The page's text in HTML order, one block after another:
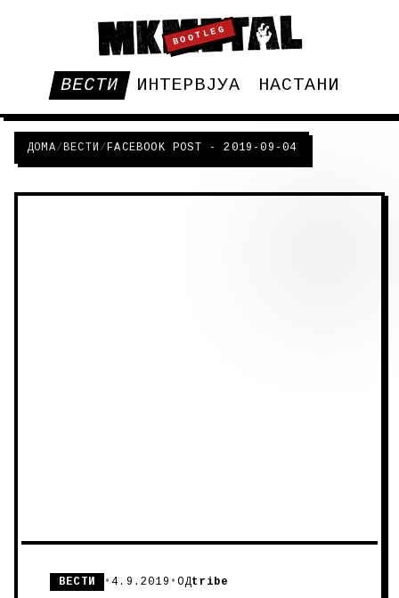
BOOTLEG
ВЕСТИ ИНТЕРВЈУА НАСТАНИ
ДОМА/ВЕСТИ /FACEBOOK POST - 2019-09-04
ВЕСТИ •4.9.2019 •ОДtribe